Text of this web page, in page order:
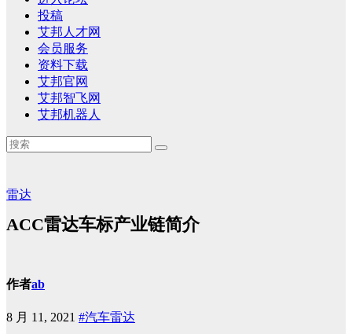
投稿
艾邦人才网
会员服务
资料下载
艾邦官网
艾邦智飞网
艾邦机器人
雷达
ACC雷达车标产业链简介
作者ab
8 月 11, 2021 #汽车雷达